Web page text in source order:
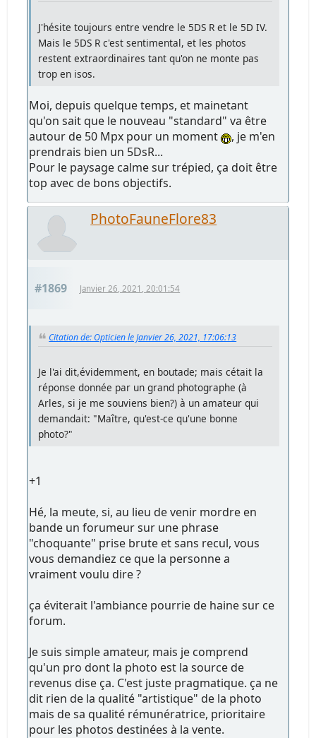
J'hésite toujours entre vendre le 5DS R et le 5D IV.
Mais le 5DS R c'est sentimental, et les photos
restent extraordinaires tant qu'on ne monte pas
trop en isos.
Moi, depuis quelque temps, et mainetant
qu'on sait que le nouveau "standard" va être
autour de 50 Mpx pour un moment
, je m'en
prendrais bien un 5DsR...
Pour le paysage calme sur trépied, ça doit être
top avec de bons objectifs.
PhotoFauneFlore83
#1869 Janvier 26, 2021, 20:01:54
Citation de: Opticien le Janvier 26, 2021, 17:06:13
Je l'ai dit,évidemment, en boutade; mais cétait la
réponse donnée par un grand photographe (à
Arles, si je me souviens bien?) à un amateur qui
demandait: "Maître, qu'est-ce qu'une bonne
photo?"
+1
Hé, la meute, si, au lieu de venir mordre en
bande un forumeur sur une phrase
"choquante" prise brute et sans recul, vous
vous demandiez ce que la personne a
vraiment voulu dire ?
ça éviterait l'ambiance pourrie de haine sur ce
forum.
Je suis simple amateur, mais je comprend
qu'un pro dont la photo est la source de
revenus dise ça. C'est juste pragmatique. ça ne
dit rien de la qualité "artistique" de la photo
mais de sa qualité rémunératrice, prioritaire
pour les photos destinées à la vente.